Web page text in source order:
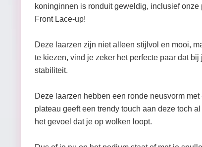
koninginnen is ronduit geweldig, inclusief
Front Lace-up!
Deze laarzen zijn niet alleen stijlvol en mooi,
te kiezen, vind je zeker het perfecte paar dat
stabiliteit.
Deze laarzen hebben een ronde neusvorm
plateau geeft een trendy touch aan deze toch
het gevoel dat je op wolken loopt.